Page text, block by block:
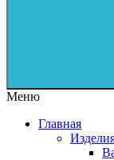
Меню
Главная